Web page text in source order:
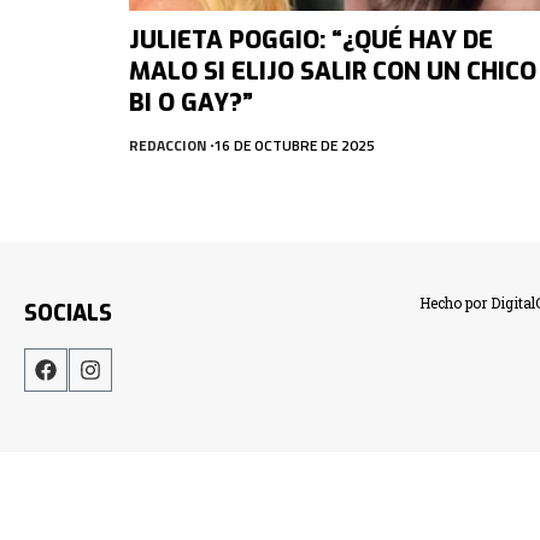
JULIETA POGGIO: “¿QUÉ HAY DE
MALO SI ELIJO SALIR CON UN CHICO
BI O GAY?”
REDACCION 16 DE OCTUBRE DE 2025
SOCIALS Hecho por